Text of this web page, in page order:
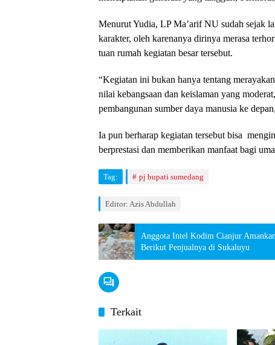
Menurut Yudia, LP Ma’arif NU sudah sejak
karakter, oleh karenanya dirinya merasa
tuan rumah kegiatan besar tersebut.
“Kegiatan ini bukan hanya tentang
nilai kebangsaan dan keislaman yang
pembangunan sumber daya manusia ke
Ia pun berharap kegiatan tersebut bisa
berprestasi dan memberikan manfaat bagi
Tag: pj bupati sumedang
Editor: Azis Abdullah
Anggota Intel Kodim Cianjur
Berikut Penjualnya di Sukaluyu
Terkait